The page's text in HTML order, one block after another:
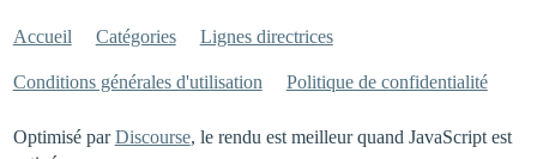
Accueil Catégories Lignes directrices
Conditions générales d'utilisation Politique de confidentialité
Optimisé parDiscourse, le rendu est meilleur quand JavaScript est